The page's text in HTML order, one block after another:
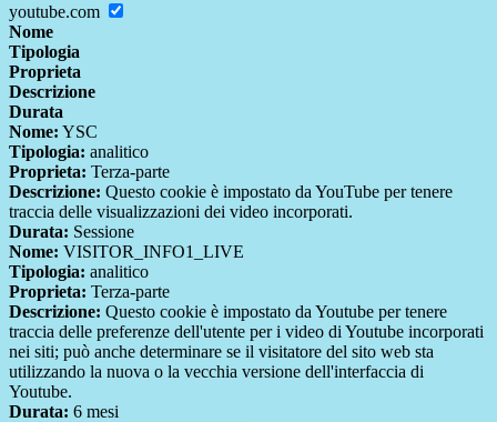
youtube.com
Nome
Tipologia
Proprieta
Descrizione
Durata
Nome: YSC
Tipologia: analitico
Proprieta: Terza-parte
Descrizione: Questo cookie è impostato da YouTube per tenere
traccia delle visualizzazioni dei video incorporati.
Durata: Sessione
Nome: VISITOR_INFO1_LIVE
Tipologia: analitico
Proprieta: Terza-parte
Descrizione: Questo cookie è impostato da Youtube per tenere
traccia delle preferenze dell'utente per i video di Youtube incorporati
nei siti; può anche determinare se il visitatore del sito web sta
utilizzando la nuova o la vecchia versione dell'interfaccia di
Youtube.
Durata: 6 mesi